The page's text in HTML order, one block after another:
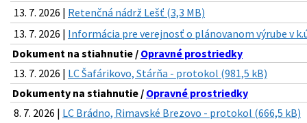
13. 7. 2026 | Retenčná nádrž Lešť (3,3 MB)
13. 7. 2026 | Informácia pre verejnosť o plánovanom výrube v
Dokument na stiahnutie / Opravné prostriedky
13. 7. 2026 | LC Šafárikovo, Stárňa - protokol (981,5 kB)
Dokumenty na stiahnutie / Opravné prostriedky
8. 7. 2026 | LC Brádno, Rimavské Brezovo - protokol (666,5 kB)